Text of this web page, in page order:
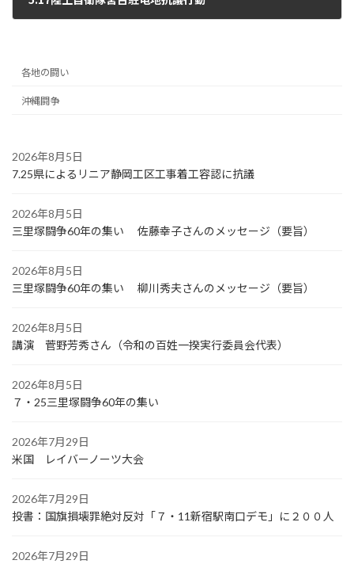
各地の闘い
沖縄闘争
2026年8月5日
7.25県によるリニア静岡工区工事着工容認に抗議
2026年8月5日
三里塚闘争60年の集い 佐藤幸子さんのメッセージ（要旨）
2026年8月5日
三里塚闘争60年の集い 柳川秀夫さんのメッセージ（要旨）
2026年8月5日
講演 菅野芳秀さん（令和の百姓一揆実行委員会代表）
2026年8月5日
７・25三里塚闘争60年の集い
2026年7月29日
米国 レイバーノーツ大会
2026年7月29日
投書：国旗損壊罪絶対反対「７・11新宿駅南口デモ」に２００人
2026年7月29日